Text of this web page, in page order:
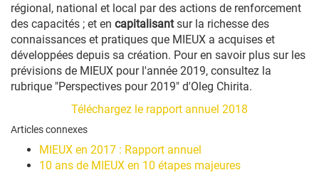
régional, national et local par des actions de renforcement
des capacités ; et en capitalisantsur la richesse des
connaissances et pratiques que MIEUX a acquises et
développées depuis sa création. Pour en savoir plus sur les
prévisions de MIEUX pour l'année 2019, consultez la
rubrique "Perspectives pour 2019" d'Oleg Chirita.
Téléchargez le rapport annuel 2018
Articles connexes
MIEUX en 2017 : Rapport annuel
10 ans de MIEUX en 10 étapes majeures